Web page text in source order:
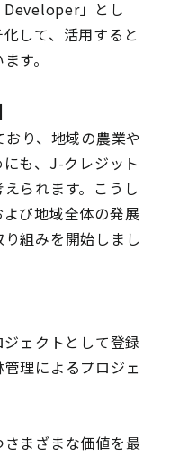
」とし
して、活用すると
す。
り、地域の農業や
も、J-クレジット
られます。こうし
び地域全体の発展
組みを開始しまし
ェクトとして登録
理によるプロジェ
さまざまな価値を最